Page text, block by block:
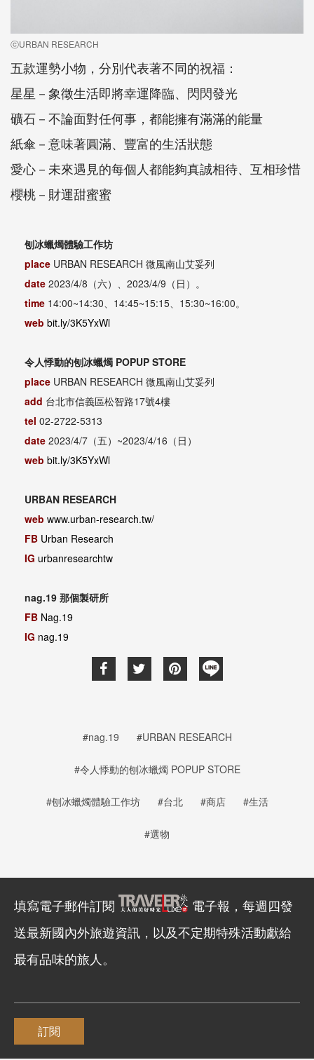
ⓒURBAN RESEARCH
五款運勢小物，分別代表著不同的祝福：
星星－象徵生活即將幸運降臨、閃閃發光
礦石－不論面對任何事，都能擁有滿滿的能量
紙傘－意味著圓滿、豐富的生活狀態
愛心－未來遇見的每個人都能夠真誠相待、互相珍惜
櫻桃－財運甜蜜蜜
刨冰蠟燭體驗工作坊
place URBAN RESEARCH 微風南山艾妥列
date 2023/4/8（六）、2023/4/9（日）。
time 14:00~14:30、14:45~15:15、15:30~16:00。
web bit.ly/3K5YxWl
令人悸動的刨冰蠟燭 POPUP STORE
place URBAN RESEARCH 微風南山艾妥列
add 台北市信義區松智路17號4樓
tel 02-2722-5313
date 2023/4/7（五）~2023/4/16（日）
web bit.ly/3K5YxWl
URBAN RESEARCH
web www.urban-research.tw/
FB Urban Research
IG urbanresearchtw
nag.19 那個製研所
FB Nag.19
IG nag.19
#nag.19 #URBAN RESEARCH
#令人悸動的刨冰蠟燭 POPUP STORE
#刨冰蠟燭體驗工作坊 #台北 #商店 #生活
#選物
填寫電子郵件訂閱
電子報，每週四發
送最新國內外旅遊資訊，以及不定期特殊活動獻給
最有品味的旅人。
訂閱